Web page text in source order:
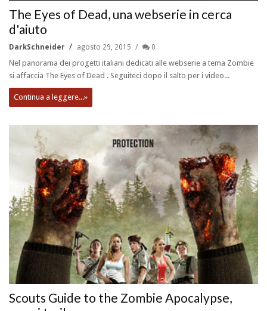
The Eyes of Dead, una webserie in cerca
d'aiuto
DarkSchneider agosto 29, 2015 0
Nel panorama dei progetti italiani dedicati alle webserie a tema Zombie
si affaccia The Eyes of Dead . Seguiteci dopo il salto per i video...
Continua a leggere...»
Scouts Guide to the Zombie Apocalypse,